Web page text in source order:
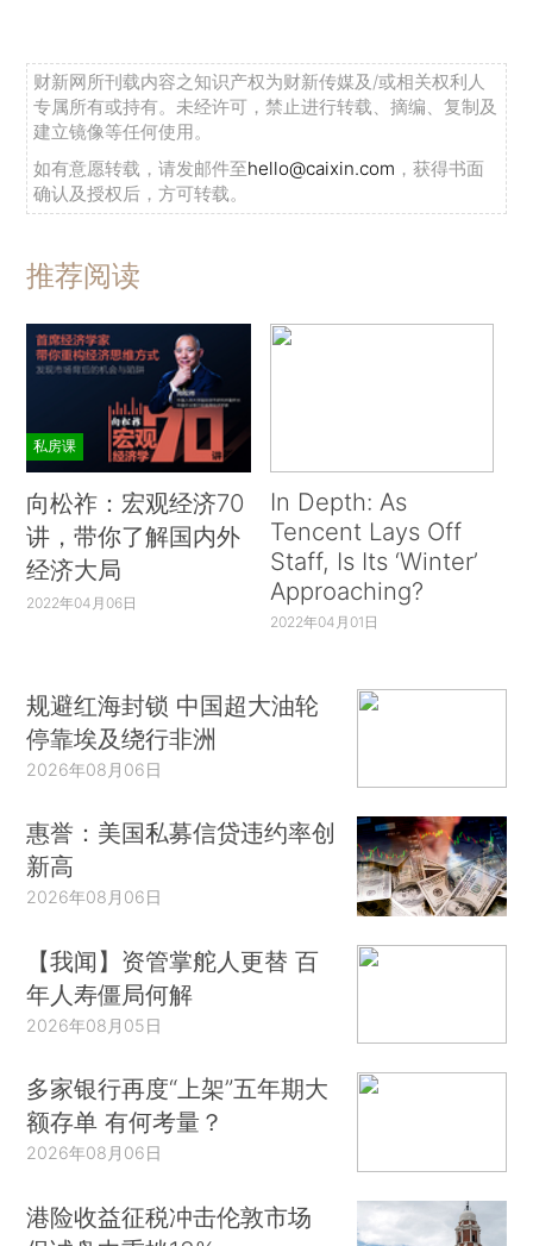
财新网所刊载内容之知识产权为财新传媒及/或相关权利人
专属所有或持有。未经许可，禁止进行转载、摘编、复制及
建立镜像等任何使用。
如有意愿转载，请发邮件至hello@caixin.com ，获得书面
确认及授权后，方可转载。
推荐阅读
私房课
向松祚：宏观经济70
讲，带你了解国内外
经济大局
2022年04月06日
In Depth: As
Tencent Lays Off
Staff, Is Its ‘Winter’
Approaching?
2022年04月01日
规避红海封锁 中国超大油轮
停靠埃及绕行非洲
2026年08月06日
惠誉：美国私募信贷违约率创
新高
2026年08月06日
【我闻】资管掌舵人更替 百
年人寿僵局何解
2026年08月05日
多家银行再度“上架”五年期大
额存单 有何考量？
2026年08月06日
港险收益征税冲击伦敦市场